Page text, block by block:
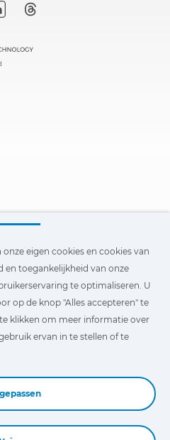
en toegankelijkheid van
en de gebruikerservaring te
op
ervan in te stellen of te weigeren.
eigen cookies en cookies van
en toegankelijkheid van onze
te optimaliseren. U
op de knop "Alles accepteren" te
klikken om meer informatie over
ervan in te stellen of te